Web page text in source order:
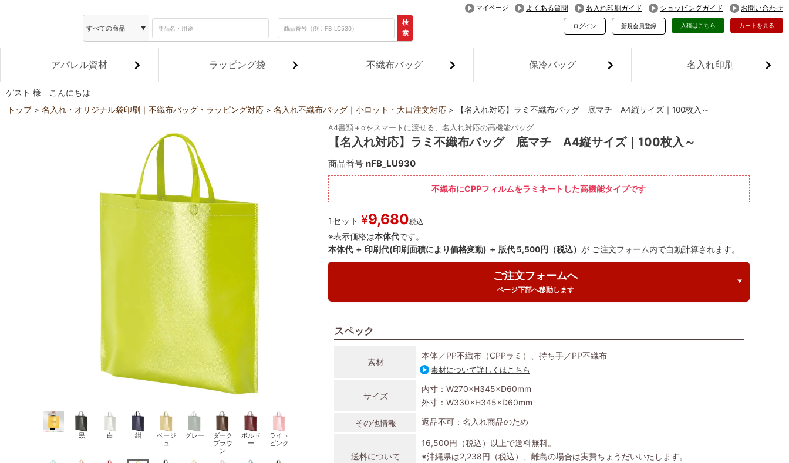
検
索
マイページ よくある質問 名入れ印刷ガイド ショッピングガイド お問い合わせ
カートを見る
入稿はこちら
ログイン 新規会員登録
アパレル資材 ラッピング袋 不織布バッグ 保冷バッグ 名入れ印刷
ゲスト 様 こんにちは
トップ 名入れ・オリジナル袋印刷｜不織布バッグ・ラッピング対応 名入れ不織布バッグ｜小ロット・大口注文対応 【名入れ対応】ラミ不織布バッグ 底マチ A4縦サイズ｜100枚入～
黒 白 紺
ベージ
ュ
グレー
ダーク
ブラウ
ン
ボルド
ー
ライト
ピンク
A4書類＋αをスマートに渡せる、名入れ対応の高機能バッグ
【名入れ対応】ラミ不織布バッグ 底マチ A4縦サイズ｜100枚入～
商品番号 nFB_LU930
不織布にCPPフィルムをラミネートした高機能タイプです
1セット ¥9,680税込
※表示価格は本体代です。
本体代 ＋ 印刷代(印刷面積により価格変動) ＋ 版代 5,500円（税込）が ご注文フォーム内で自動計算されます。
ご注文フォームへ
ページ下部へ移動します
スペック
素材
本体／PP不織布（CPPラミ）、持ち手／PP不織布
素材について詳しくはこちら
サイズ
内寸：W270×H345×D60mm
外寸：W330×H345×D60mm
その他情報 返品不可：名入れ商品のため
送料について
16,500円（税込）以上で送料無料。
※沖縄県は2,238円（税込）、離島の場合は実費ちょうだいいたします。